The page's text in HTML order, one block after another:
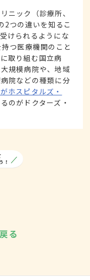
ニック（診療所、
2つの違いを知るこ
けられるようにな
つ医療機関のこと
取り組む国立病
規模病院や、地域
院などの種類に分
ホスピタルズ・
のがドクターズ・
る